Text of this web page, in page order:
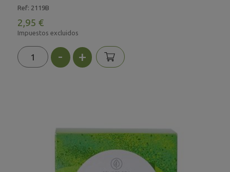
Ref: 2119B
2,95 €
Impuestos excluidos
- +